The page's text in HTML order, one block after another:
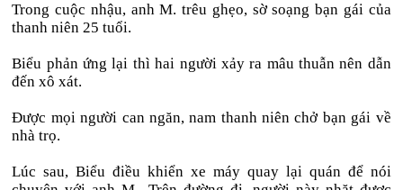
Trong cuộc nhậu, anh M. trêu ghẹo, sờ soạng bạn gái của
thanh niên 25 tuổi.
Biểu phản ứng lại thì hai người xảy ra mâu thuẫn nên dẫn
đến xô xát.
Được mọi người can ngăn, nam thanh niên chở bạn gái về
nhà trọ.
Lúc sau, Biểu điều khiển xe máy quay lại quán để nói